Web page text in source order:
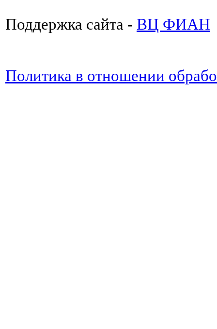
Поддержка сайта - ВЦ ФИАН
Политика в отношении